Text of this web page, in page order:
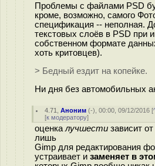
Проблемы с файлами PSD
кроме, возможно, самого
спецификация -- неполная.
текстовых слоёв в PSD при
собственном формате
хоть критовцев).
> Бедный ездит на копейке.
Ни дня без автомобильных
4.71 ,Аноним (-), 00:00, 09/12/2016 [
[к модератору]
оценка лучшести зависит
лишь
Gimp для редактирования
устраивает и заменяет в